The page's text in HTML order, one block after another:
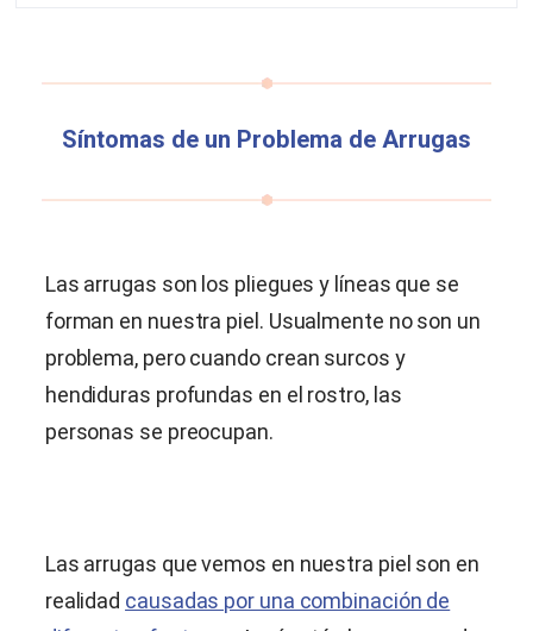
Síntomas de un Problema de Arrugas
Las arrugas son los pliegues y líneas que se
forman en nuestra piel. Usualmente no son un
problema, pero cuando crean surcos y
hendiduras profundas en el rostro, las
personas se preocupan.
Las arrugas que vemos en nuestra piel son en
realidad causadas por una combinación de